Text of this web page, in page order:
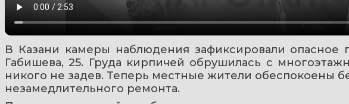
В Казани камеры наблюдения зафиксировали опасное
Габишева, 25. Груда кирпичей обрушилась с
никого не задев. Теперь местные жители обеспокоены
незамедлительного ремонта.